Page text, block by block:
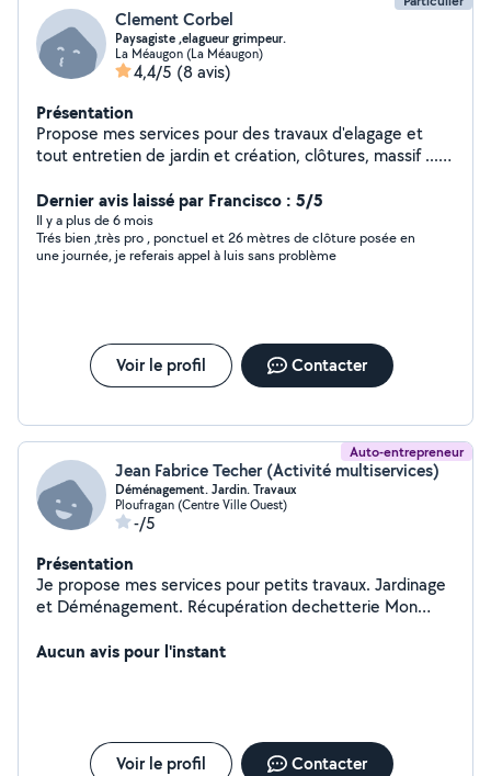
Clement Corbel
Paysagiste ,elagueur grimpeur.
La Méaugon (La Méaugon)
4,4/5 (8 avis)
Présentation
Propose mes services pour des travaux d'elagage et
tout entretien de jardin et création, clôtures, massif ...
Dernier avis laissé par Francisco : 5/5
Il y a plus de 6 mois
Trés bien ,très pro , ponctuel et 26 mètres de clôture posée en
une journée, je referais appel à luis sans problème
Voir le profil Contacter
Auto-entrepreneur
Jean Fabrice Techer (Activité multiservices)
Déménagement. Jardin. Travaux
Ploufragan (Centre Ville Ouest)
-/5
Présentation
Je propose mes services pour petits travaux. Jardinage
et Déménagement. Récupération dechetterie Mon
Aucun avis pour l'instant
Voir le profil Contacter